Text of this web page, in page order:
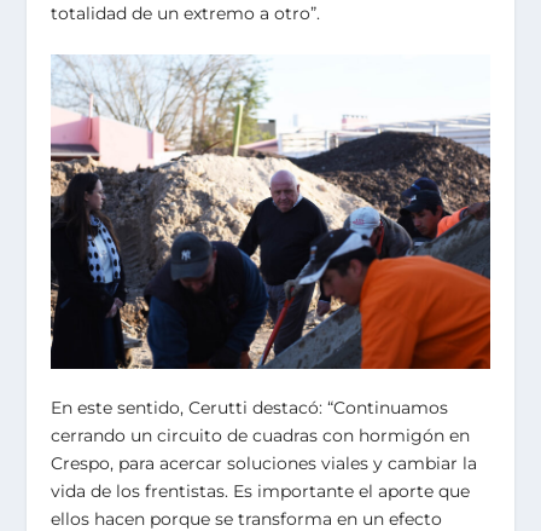
totalidad de un extremo a otro”.
En este sentido, Cerutti destacó: “Continuamos
cerrando un circuito de cuadras con hormigón en
Crespo, para acercar soluciones viales y cambiar la
vida de los frentistas. Es importante el aporte que
ellos hacen porque se transforma en un efecto